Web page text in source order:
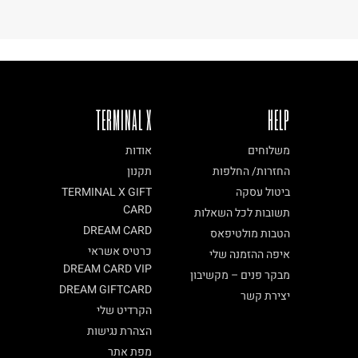
TERMINAL X
אודות
תקנון
TERMINAL X GIFT
CARD
DREAM CARD
כרטיס אשראי
DREAM CARD VIP
DREAM GIFTCARD
הקרדיט שלי
הצהרת נגישות
מפת אתר
HELP
משלוחים
החזרות/ החלפות
ביטול עסקה
תשובות לכל השאלות
הטבות מולטיפאס
איפה ההזמנה שלי
מבקר פנים – מקשיבון
יצירת קשר